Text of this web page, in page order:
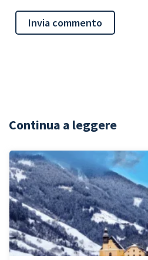
Continua a leggere